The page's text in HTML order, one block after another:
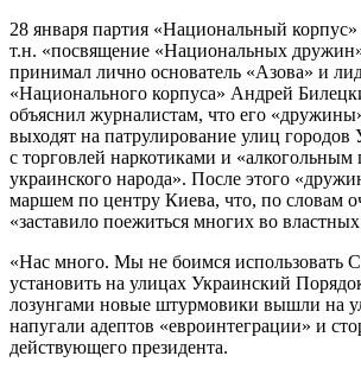
28 января партия «Национальный
т.н. «посвящение «Национальных
принимал лично основатель «Азова» и
«Национального корпуса» Андрей
объяснил журналистам, что его
выходят на патрулирование улиц
с торговлей наркотиками и «алкогольным
украинского народа». После этого
маршем по центру Киева, что, по словам
«заставило поежиться многих во
«Нас много. Мы не боимся использовать
установить на улицах Украинский
лозунгами новые штурмовики вышли на
напугали адептов «евроинтеграции» и
действующего президента.